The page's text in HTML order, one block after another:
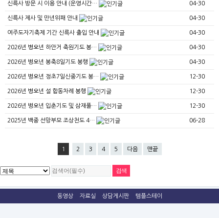
신륵사 방문 시 이용 안내 (운영시간… 04-30
신륵사 제사 및 만년위패 안내 04-30
여주도자기축제 기간 신륵사 출입 안내 04-30
2026년 병오년 하안거 축원기도 봉… 04-30
2026년 병오년 봉축8일기도 봉행 04-30
2026년 병오년 정초7일신중기도 봉… 12-30
2026년 병오년 설 합동차례 봉행 12-30
2026년 병오년 입춘기도 및 삼재풀… 12-30
2025년 백중 선망부모 조상천도 4… 06-28
1 2 3 4 5 다음 맨끝
동영상 자료실 상담게시판 템플스테이